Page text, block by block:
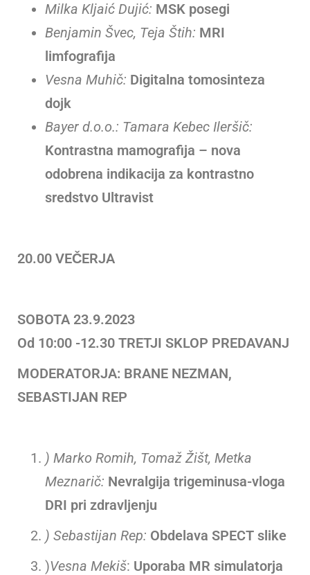
Milka Kljaić Dujić: MSK posegi
Benjamin Švec, Teja Štih: MRI
limfografija
Vesna Muhič: Digitalna tomosinteza
dojk
Bayer d.o.o.: Tamara Kebec Ileršič:
Kontrastna mamografija – nova
odobrena indikacija za kontrastno
sredstvo Ultravist
20.00 VEČERJA
SOBOTA 23.9.2023
Od 10:00 -12.30 TRETJI SKLOP PREDAVANJ
MODERATORJA: BRANE NEZMAN,
SEBASTIJAN REP
) Marko Romih, Tomaž Žišt, Metka
Meznarič: Nevralgija trigeminusa-vloga
DRI pri zdravljenju
) Sebastijan Rep: Obdelava SPECT slike
)Vesna Mekiš: Uporaba MR simulatorja